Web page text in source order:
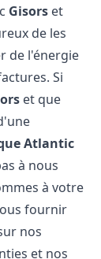
Gisors et
de les
de l'énergie
Si
et que
Atlantic
à nous
à votre
fournir
nos
et nos